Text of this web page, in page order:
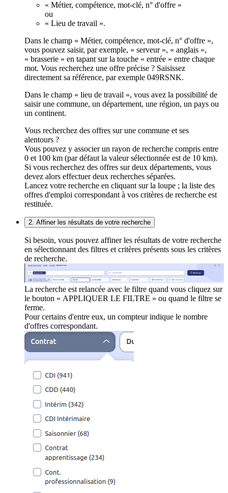
« Métier, compétence, mot-clé, n° d'offre »
ou
« Lieu de travail ».
Dans le champ « Métier, compétence, mot-clé, n° d'offre »,
vous pouvez saisir, par exemple, « serveur », « anglais »,
« brasserie » en tapant sur la touche « entrée » entre chaque
mot. Vous recherchez une offre précise ? Saisissez
directement sa référence, par exemple 049RSNK.
Dans le champ « lieu de travail », vous avez la possibilité de
saisir une commune, un département, une région, un pays ou
un continent.
Vous recherchez des offres sur une commune et ses
alentours ?
Vous pouvez y associer un rayon de recherche compris entre
0 et 100 km (par défaut la valeur sélectionnée est de 10 km).
Si vous recherchez des offres sur deux départements, vous
devez alors effectuer deux recherches séparées.
Lancez votre recherche en cliquant sur la loupe ; la liste des
offres d'emploi correspondant à vos critères de recherche est
restituée.
2. Affiner les résultats de votre recherche
Si besoin, vous pouvez affiner les résultats de votre recherche
en sélectionnant des filtres et critères présents sous les critères
de recherche.
La recherche est relancée avec le filtre quand vous cliquez sur
le bouton « APPLIQUER LE FILTRE » ou quand le filtre se
ferme.
Pour certains d'entre eux, un compteur indique le nombre
d'offres correspondant.